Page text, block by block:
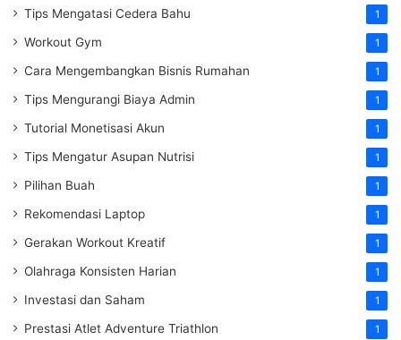
Tips Mengatasi Cedera Bahu 1
Workout Gym 1
Cara Mengembangkan Bisnis Rumahan 1
Tips Mengurangi Biaya Admin 1
Tutorial Monetisasi Akun 1
Tips Mengatur Asupan Nutrisi 1
Pilihan Buah 1
Rekomendasi Laptop 1
Gerakan Workout Kreatif 1
Olahraga Konsisten Harian 1
Investasi dan Saham 1
Prestasi Atlet Adventure Triathlon 1